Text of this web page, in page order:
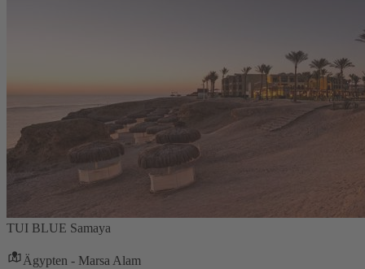
TUI BLUE Samaya
Ägypten - Marsa Alam